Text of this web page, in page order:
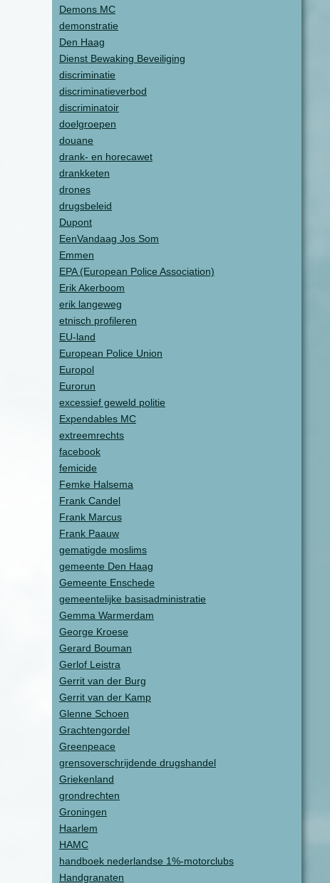
Demons MC
demonstratie
Den Haag
Dienst Bewaking Beveiliging
discriminatie
discriminatieverbod
discriminatoir
doelgroepen
douane
drank- en horecawet
drankketen
drones
drugsbeleid
Dupont
EenVandaag Jos Som
Emmen
EPA (European Police Association)
Erik Akerboom
erik langeweg
etnisch profileren
EU-land
European Police Union
Europol
Eurorun
excessief geweld politie
Expendables MC
extreemrechts
facebook
femicide
Femke Halsema
Frank Candel
Frank Marcus
Frank Paauw
gematigde moslims
gemeente Den Haag
Gemeente Enschede
gemeentelijke basisadministratie
Gemma Warmerdam
George Kroese
Gerard Bouman
Gerlof Leistra
Gerrit van der Burg
Gerrit van der Kamp
Glenne Schoen
Grachtengordel
Greenpeace
grensoverschrijdende drugshandel
Griekenland
grondrechten
Groningen
Haarlem
HAMC
handboek nederlandse 1%-motorclubs
Handgranaten